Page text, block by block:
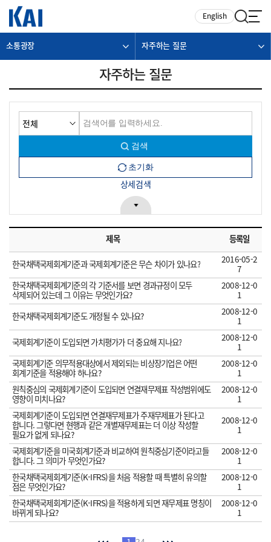
English
소통광장 자주하는 질문
자주하는 질문
상세검색
제목 등록일
한국채택국제회계기준과 국제회계기준은 무슨 차이가 있나요?
2016-05-2
7
한국채택국제회계기준의 각 기준서를 보면 경과규정이 모두
삭제되어 있는데 그 이유는 무엇인가요?
2008-12-0
1
한국채택국제회계기준도 개정될 수 있나요?
2008-12-0
1
국제회계기준이 도입되면 가치평가가 더 중요해 지나요?
2008-12-0
1
국제회계기준 의무적용대상에서 제외되는 비상장기업은 어떤
회계기준을 적용해야 하나요?
2008-12-0
1
원칙중심의 국제회계기준이 도입되면 연결재무제표 작성범위에도
영향이 미치나요?
2008-12-0
1
국제회계기준이 도입되면 연결재무제표가 주재무제표가 된다고
합니다. 그렇다면 현행과 같은 개별재무제표는 더 이상 작성할
필요가 없게 되나요?
2008-12-0
1
국제회계기준을 미국회계기준과 비교하여 원칙중심기준이라고들
합니다. 그 의미가 무엇인가요?
2008-12-0
1
한국채택국제회계기준(K-IFRS)을 처음 적용할 때 특별히 유의할
점은 무엇인가요?
2008-12-0
1
한국채택국제회계기준(K-IFRS)을 적용하게 되면 재무제표 명칭이
바뀌게 되나요?
2008-12-0
1